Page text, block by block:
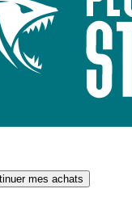
mes achats